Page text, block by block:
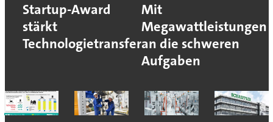
Startup-Award
stärkt
Technologietransfer
Mit
Megawattleistungen
an die schweren
Aufgaben